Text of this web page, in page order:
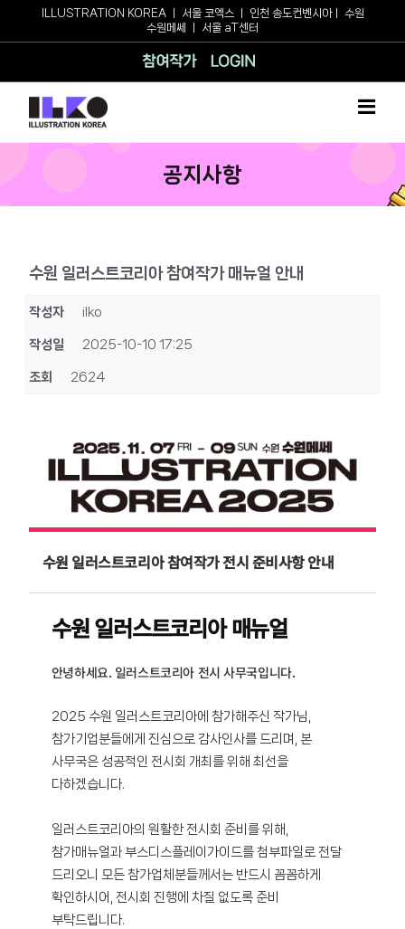
ILLUSTRATION KOREAㅣ 서울 코엑스 인천 송도컨벤시아ㅣ 수원
수원메쎄
서울 aT센터
참여작가
공지사항
수원 일러스트코리아 참여작가 매뉴얼 안내
작성자 ilko
작성일 2025-10-10 17:25
조회 2624
수원 일러스트코리아 참여작가 전시 준비사항 안내
수원 일러스트코리아 매뉴얼
안녕하세요. 일러스트코리아 전시 사무국입니다.
2025 수원 일러스트코리아에 참가해주신 작가님,
참가기업분들에게 진심으로 감사인사를 드리며, 본
사무국은 성공적인 전시회 개최를 위해 최선을
다하겠습니다.
일러스트코리아의 원활한 전시회 준비를 위해,
참가매뉴얼과 부스디스플레이가이드를 첨부파일로 전달
드리오니 모든 참가업체분들께서는 반드시 꼼꼼하게
확인하시어, 전시회 진행에 차질 없도록 준비
부탁드립니다.